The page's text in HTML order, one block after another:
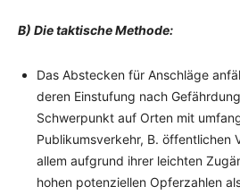
B) Die taktische Methode:
Das Abstecken für Anschläge
deren Einstufung nach
Schwerpunkt auf Orten mit
Publikumsverkehr, B. öffentlichen
allem aufgrund ihrer leichten
hohen potenziellen Opferzahlen